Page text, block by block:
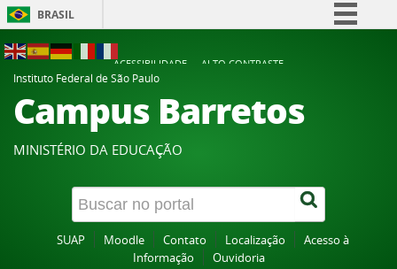
BRASIL
Participe
Acesso à informação
Canais
ACESSIBILIDADE
ALTO CONTRASTE
Instituto Federal de São Paulo
Campus Barretos
MINISTÉRIO DA EDUCAÇÃO
SUAP Moodle Contato Localização
Acesso à
Informação
Ouvidoria